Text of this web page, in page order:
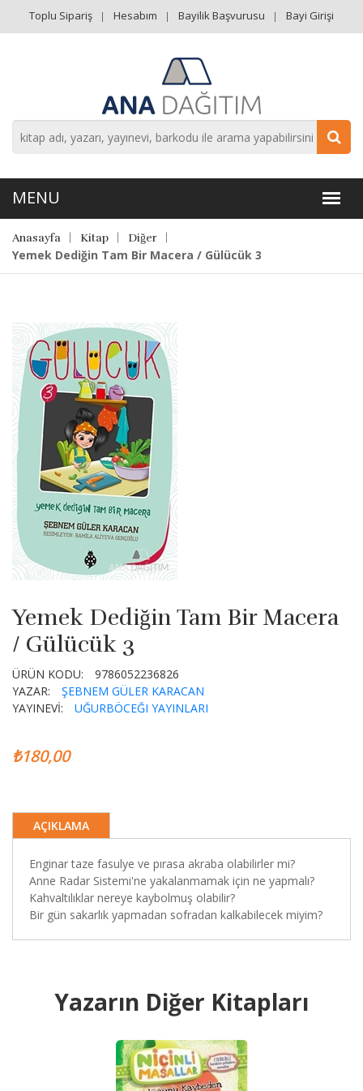
Toplu Sipariş Hesabım Bayilik Başvurusu Bayi Girişi
Anasayfa Kitap Diğer
Yemek Dediğin Tam Bir Macera / Gülücük 3
Yemek Dediğin Tam Bir Macera
/ Gülücük 3
ÜRÜN KODU:
9786052236826
YAZAR:
ŞEBNEM GÜLER KARACAN
YAYINEVİ:
UĞURBÖCEĞI YAYINLARI
₺180,00
AÇIKLAMA
Enginar taze fasulye ve pırasa akraba olabilirler mi?
Anne Radar Sistemi'ne yakalanmamak için ne yapmalı?
Kahvaltılıklar nereye kaybolmuş olabilir?
Bir gün sakarlık yapmadan sofradan kalkabilecek miyim?
Yazarın Diğer Kitapları